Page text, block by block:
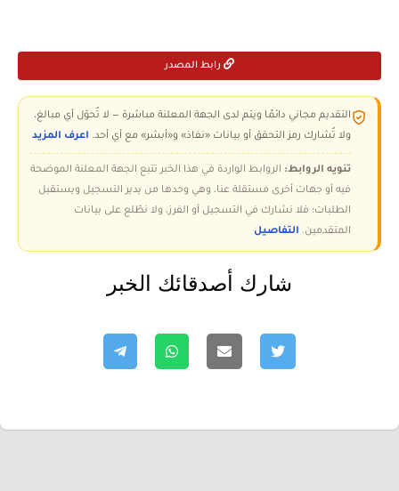
رابط المصدر
التقديم مجاني دائمًا ويتم لدى الجهة المعلنة مباشرة — لا تُحوّل أي مبالغ،
ولا تُشارك رمز التحقق أو بيانات «نفاذ» و«أبشر» مع أي أحد. اعرف المزيد
تنويه الروابط: الروابط الواردة في هذا الخبر تتبع الجهة المعلنة الموضحة
فيه أو جهات أخرى مستقلة عنا، وهي وحدها من يدير التسجيل ويستقبل
الطلبات؛ فلا نشارك في التسجيل أو الفرز، ولا نطّلع على بيانات
المتقدمين. التفاصيل
شارك أصدقائك الخبر